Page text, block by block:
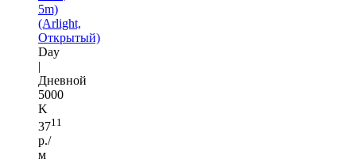
5m)
(Arlight,
Открытый)
Day
|
Дневной
5000
K
3711
р./
м